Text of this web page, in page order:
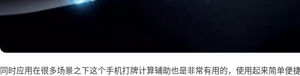
同时应用在很多场景之下这个手机打牌计算辅助也是非常有用的，使用起来简单便